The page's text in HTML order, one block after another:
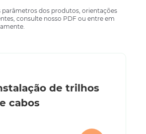
parâmetros dos produtos, orientações
consulte nosso PDF ou entre em
de trilhos
cabos